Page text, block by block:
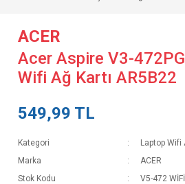
ACER
Acer Aspire V3-
Wifi Ağ Kartı AR5B22
549,99 TL
Kategori Laptop Wifi
Marka
ACER
Stok Kodu
V5-472